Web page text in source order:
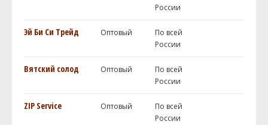
России
Эй Би Си Трейд Оптовый
По всей
России
Вятский солод Оптовый
По всей
России
ZIP Service Оптовый
По всей
России